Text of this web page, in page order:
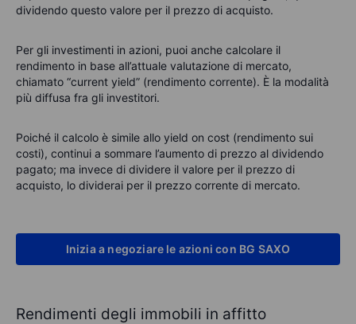
dividendo questo valore per il prezzo di acquisto.
Per gli investimenti in azioni, puoi anche calcolare il
rendimento in base all’attuale valutazione di mercato,
chiamato “current yield” (rendimento corrente). È la modalità
più diffusa fra gli investitori.
Poiché il calcolo è simile allo yield on cost (rendimento sui
costi), continui a sommare l’aumento di prezzo al dividendo
pagato; ma invece di dividere il valore per il prezzo di
acquisto, lo dividerai per il prezzo corrente di mercato.
Inizia a negoziare le azioni con BG SAXO
Rendimenti degli immobili in affitto